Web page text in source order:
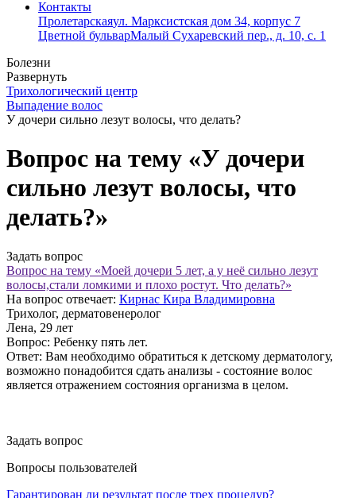
Контакты
Пролетарскаяул. Марксистская дом 34, корпус 7
Цветной бульварМалый Сухаревский пер., д. 10, с. 1
Болезни
Развернуть
Трихологический центр
Выпадение волос
У дочери сильно лезут волосы, что делать?
Вопрос на тему «У дочери
сильно лезут волосы, что
делать?»
Задать вопрос
Вопрос на тему «Моей дочери 5 лет, а у неё сильно лезут
волосы,стали ломкими и плохо ростут. Что делать?»
На вопрос отвечает: Кирнас Кира Владимировна
Трихолог, дерматовенеролог
Лена, 29 лет
Вопрос: Ребенку пять лет.
Ответ: Вам необходимо обратиться к детскому дерматологу,
возможно понадобится сдать анализы - состояние волос
является отражением состояния организма в целом.
Задать вопрос
Вопросы пользователей
Гарантирован ли результат после трех процедур?